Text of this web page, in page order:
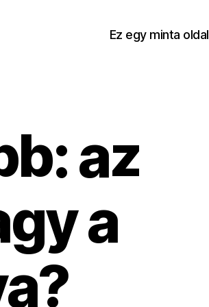
Ez egy minta oldal
az
a